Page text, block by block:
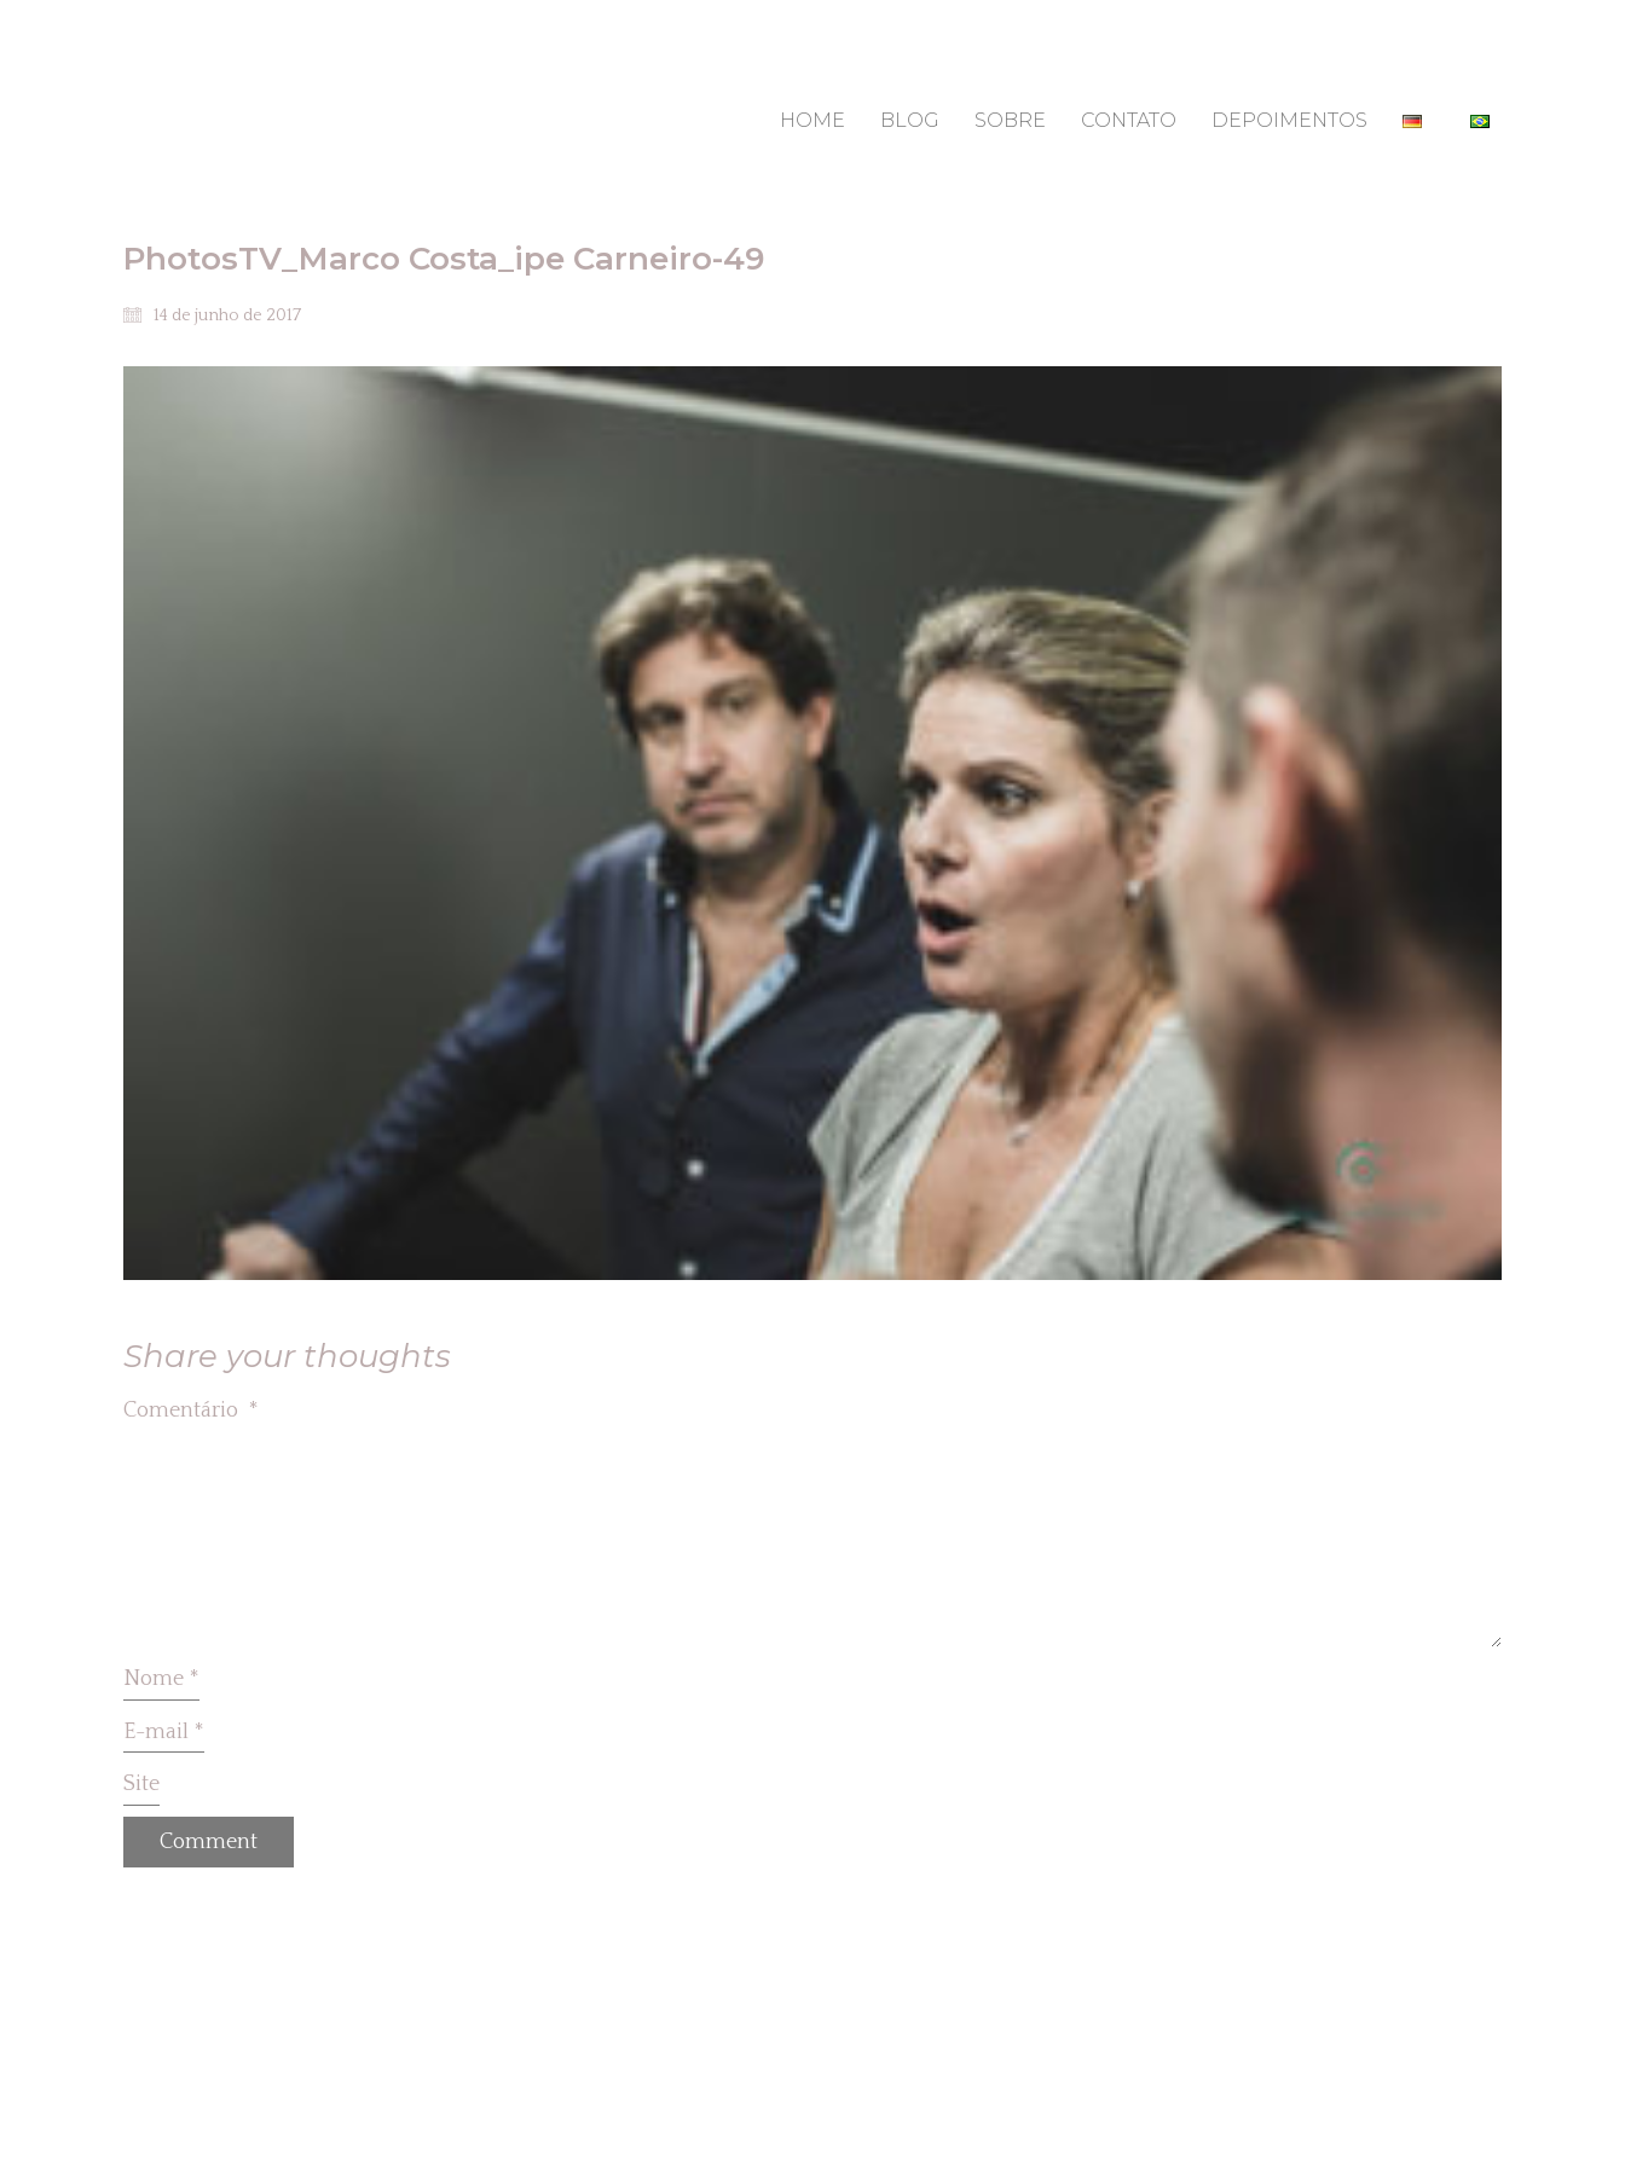
HOME BLOG SOBRE CONTATO DEPOIMENTOS
PhotosTV_Marco Costa_ipe Carneiro-49
14 de junho de 2017
Share your thoughts
Comentário *
Nome *
E-mail *
Site